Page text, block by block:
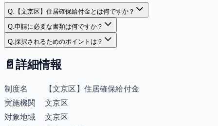
Q. 【文京区】住居確保給付金とは何ですか？
Q.申請に必要な書類は何ですか？
Q.採択されるためのポイントは？
📄 詳細情報
制度名
【文京区】住居確保給付金
実施機関
文京区
対象地域
文京区